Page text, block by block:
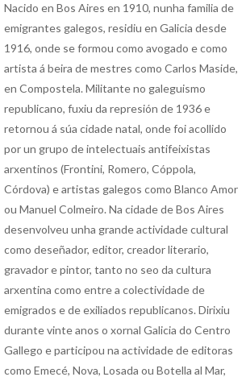
Nacido en Bos Aires en 1910, nunha familia de
emigrantes galegos, residiu en Galicia desde
1916, onde se formou como avogado e como
artista á beira de mestres como Carlos Maside,
en Compostela. Militante no galeguismo
republicano, fuxiu da represión de 1936 e
retornou á súa cidade natal, onde foi acollido
por un grupo de intelectuais antifeixistas
arxentinos (Frontini, Romero, Cóppola,
Córdova) e artistas galegos como Blanco Amor
ou Manuel Colmeiro. Na cidade de Bos Aires
desenvolveu unha grande actividade cultural
como deseñador, editor, creador literario,
gravador e pintor, tanto no seo da cultura
arxentina como entre a colectividade de
emigrados e de exiliados republicanos. Dirixiu
durante vinte anos o xornal Galicia do Centro
Gallego e participou na actividade de editoras
como Emecé, Nova, Losada ou Botella al Mar,